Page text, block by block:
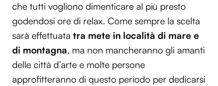
che tutti vogliono dimenticare al più presto
godendosi ore di relax. Come sempre la scelta
sarà effettuata tra mete in località di mare e
di montagna, ma non mancheranno gli amanti
delle città d’arte e molte persone
approfitteranno di questo periodo per dedicarsi